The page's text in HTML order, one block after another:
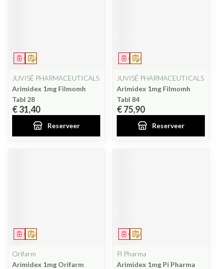
Op voorschrift
Geneesmiddel
JUVISÉ PHARMACEUTICALS
Arimidex 1mg Filmomh
Tabl 28
€ 31,40
Reserveer
Op voorschrift
Geneesmiddel
JUVISÉ PHARMACEUTICALS
Arimidex 1mg Filmomh
Tabl 84
€ 75,90
Reserveer
Op voorschrift
Geneesmiddel
Orifarm
Arimidex 1mg Orifarm
Op voorschrift
Geneesmiddel
Pi Pharma
Arimidex 1mg Pi Pharma